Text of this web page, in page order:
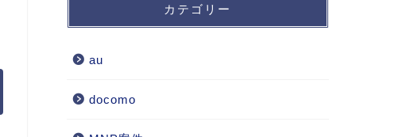
カテゴリー
au
docomo